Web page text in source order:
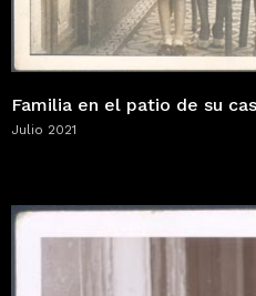
Familia en el patio de su
Julio 2021